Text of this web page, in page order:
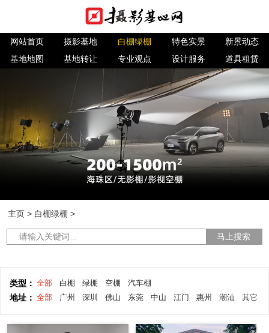
网站首页 摄影基地 白棚绿棚 特色实景
新景动态
基地地图
基地转让 专业观点 设计服务 道具租赁
主页 > 白棚绿棚 >
马上搜索
类型： 全部 白棚 绿棚 空棚 汽车棚
地址： 全部 广州 深圳 佛山 东莞 中山 江门 惠州 潮汕 其它